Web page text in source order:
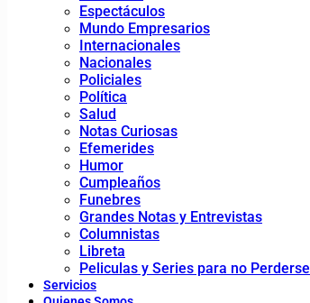
Espectáculos
Mundo Empresarios
Internacionales
Nacionales
Policiales
Política
Salud
Notas Curiosas
Efemerides
Humor
Cumpleaños
Funebres
Grandes Notas y Entrevistas
Columnistas
Libreta
Peliculas y Series para no Perderse
Servicios